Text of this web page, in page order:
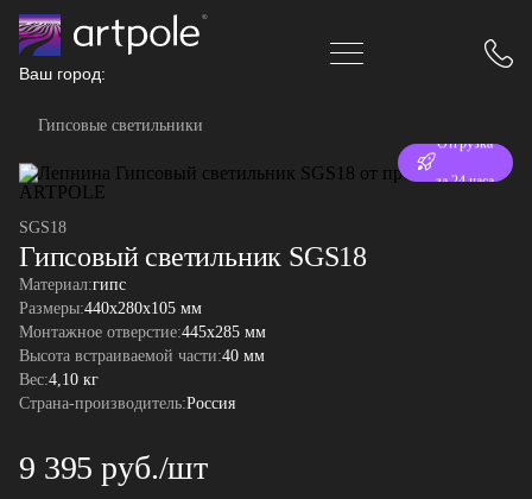
Ваш город:
Гипсовые светильники
SGS18
Гипсовый светильник SGS18
Материал:гипс
Размеры:440x280x105 мм
Монтажное отверстие:445x285 мм
Высота встраиваемой части:40 мм
Вес:4,10 кг
Страна-производитель:Россия
9 395 руб./шт